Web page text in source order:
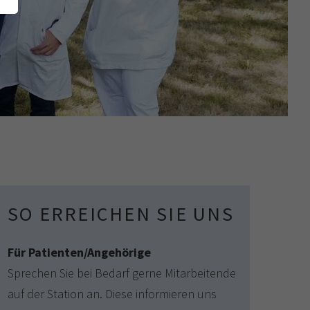
SO ERREICHEN SIE UNS
Für Patienten/Angehörige
Sprechen Sie bei Bedarf gerne Mitarbeitende
auf der Station an. Diese informieren uns